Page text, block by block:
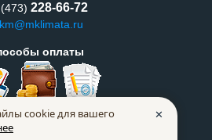
228-66-72
оплаты
cookie для вашего
✕